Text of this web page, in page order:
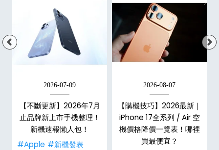
2026-07-09
【不斷更新】2026年7月
止品牌新上市手機整理！
新機速報懶人包！
#Apple #新機發表
2026-08-07
【購機技巧】2026最新｜
iPhone 17全系列 / Air 空
機價格降價一覽表！哪裡
買最便宜？